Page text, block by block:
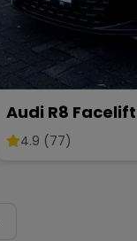
Audi R8
4.9 (77)